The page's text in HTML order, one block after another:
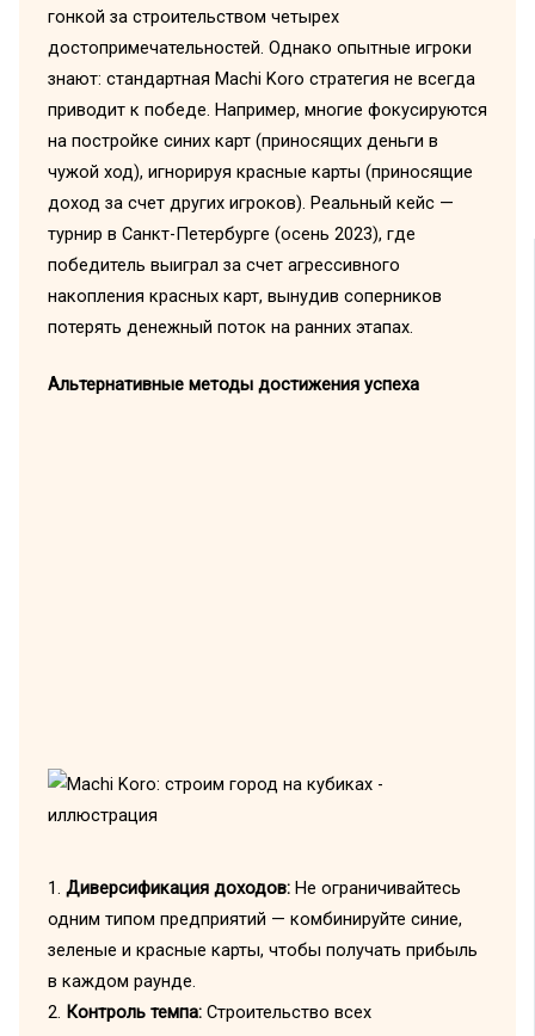
гонкой за строительством четырех
достопримечательностей. Однако опытные игроки
знают: стандартная Machi Koro стратегия не всегда
приводит к победе. Например, многие фокусируются
на постройке синих карт (приносящих деньги в
чужой ход), игнорируя красные карты (приносящие
доход за счет других игроков). Реальный кейс —
турнир в Санкт-Петербурге (осень 2023), где
победитель выиграл за счет агрессивного
накопления красных карт, вынудив соперников
потерять денежный поток на ранних этапах.
Альтернативные методы достижения успеха
1. Диверсификация доходов:Не ограничивайтесь
одним типом предприятий — комбинируйте синие,
зеленые и красные карты, чтобы получать прибыль
в каждом раунде.
2. Контроль темпа:Строительство всех